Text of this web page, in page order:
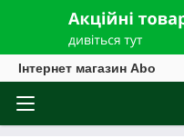
Інтернет магазин Abo